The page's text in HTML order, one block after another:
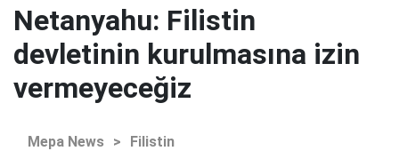
Netanyahu: Filistin
devletinin kurulmasına izin
vermeyeceğiz
Mepa News > Filistin